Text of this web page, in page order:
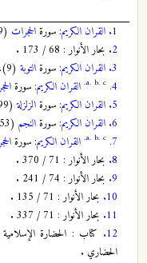
1. القران الكريم: سورةالحجرات (49)، الآية: 13 و 14، الصفحة:
2. بحار الأنوار : ‏68 / ‏173 .
3. القران الكريم: سورةالتوبة (9)، الآية: 97، الصفحة:
4.
a. b. c. القران الكريم: سورة
5. القران الكريم: سورةالزلزلة(99)، الآية: 7 و 8، الصفحة:
6. القران الكريم: سورةالنجم (53)، الآية: 39، الصفحة:
7.
a. b. c. القران الكريم: سورة
8. بحار الأنوار : ‏71 / ‏370 .
9. بحار الأنوار : ‏74 / ‏241 .
10. بحار الأنوار : ‏71 / ‏135 .
11. بحار الأنوار : ‏71 / ‏337 .
12. كتاب : الحضارة
الحضاري .